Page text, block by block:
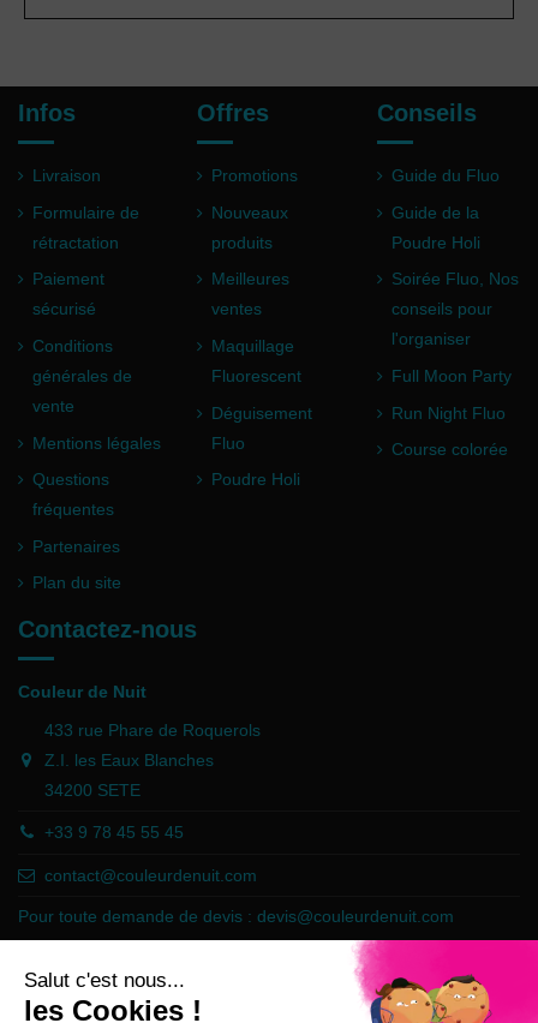
Infos
Livraison
Formulaire de
rétractation
Paiement
sécurisé
Conditions
générales de
vente
Mentions légales
Questions
fréquentes
Partenaires
Plan du site
Offres
Promotions
Nouveaux
produits
Meilleures
ventes
Maquillage
Fluorescent
Déguisement
Fluo
Poudre Holi
Conseils
Guide du Fluo
Guide de la
Poudre Holi
Soirée Fluo, Nos
conseils pour
l'organiser
Full Moon Party
Run Night Fluo
Course colorée
Contactez-nous
Couleur de Nuit
433 rue Phare de Roquerols
Z.I. les Eaux Blanches
34200 SETE
+33 9 78 45 55 45
contact@couleurdenuit.com
Pour toute demande de devis : devis@couleurdenuit.com
Marchand approuvé par la Société des Avis Garantis,cliquez ici pour
vérifier .